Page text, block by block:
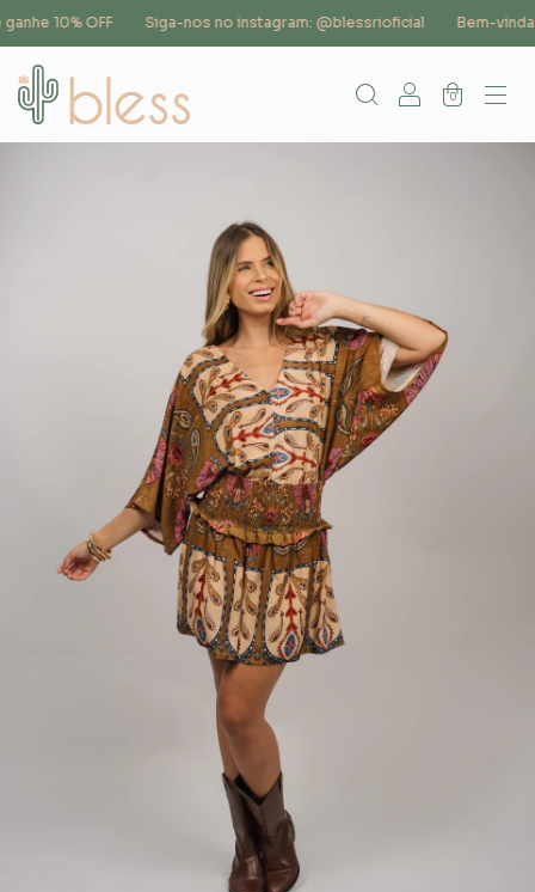
10% OFF Siga-nos no instagram: @blessrioficial Bem-vinda!
0